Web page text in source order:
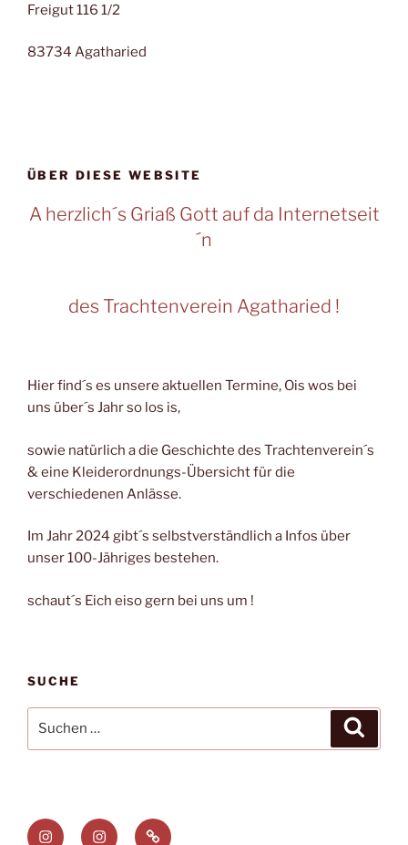
Freigut 116 1/2
83734 Agatharied
ÜBER DIESE WEBSITE
A herzlich´s Griaß Gott auf da Internetseit
´n
des Trachtenverein Agatharied !
Hier find´s es unsere aktuellen Termine, Ois wos bei
uns über´s Jahr so los is,
sowie natürlich a die Geschichte des Trachtenverein´s
& eine Kleiderordnungs-Übersicht für die
verschiedenen Anlässe.
Im Jahr 2024 gibt´s selbstverständlich a Infos über
unser 100-Jähriges bestehen.
schaut´s Eich eiso gern bei uns um !
SUCHE
nach:
Plattler Trachtenverein
E-